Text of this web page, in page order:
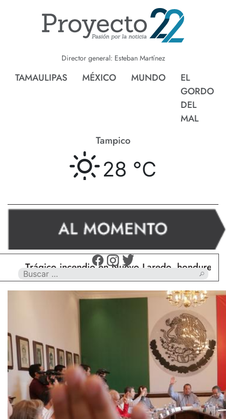
Director general: Esteban Martínez
TAMAULIPAS MÉXICO MUNDO
EL
GORDO
DEL
MAL
Tampico
28 °C
Trágico incendio en Nuevo Laredo, hondureño